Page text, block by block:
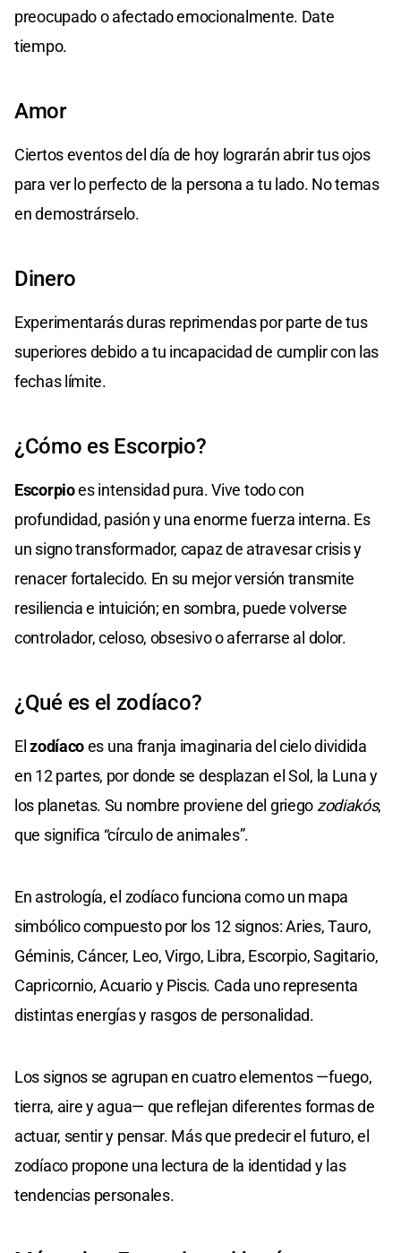
preocupado o afectado emocionalmente. Date
tiempo.
Amor
Ciertos eventos del día de hoy lograrán abrir tus ojos
para ver lo perfecto de la persona a tu lado. No temas
en demostrárselo.
Dinero
Experimentarás duras reprimendas por parte de tus
superiores debido a tu incapacidad de cumplir con las
fechas límite.
¿Cómo es Escorpio?
Escorpioes intensidad pura. Vive todo con
profundidad, pasión y una enorme fuerza interna. Es
un signo transformador, capaz de atravesar crisis y
renacer fortalecido. En su mejor versión transmite
resiliencia e intuición; en sombra, puede volverse
controlador, celoso, obsesivo o aferrarse al dolor.
¿Qué es el zodíaco?
Elzodíacoes una franja imaginaria del cielo dividida
en 12 partes, por donde se desplazan el Sol, la Luna y
los planetas. Su nombre proviene del griego zodiakós,
que significa “círculo de animales”.
En astrología, el zodíaco funciona como un mapa
simbólico compuesto por los 12 signos: Aries, Tauro,
Géminis, Cáncer, Leo, Virgo, Libra, Escorpio, Sagitario,
Capricornio, Acuario y Piscis. Cada uno representa
distintas energías y rasgos de personalidad.
Los signos se agrupan en cuatro elementos —fuego,
tierra, aire y agua— que reflejan diferentes formas de
actuar, sentir y pensar. Más que predecir el futuro, el
zodíaco propone una lectura de la identidad y las
tendencias personales.